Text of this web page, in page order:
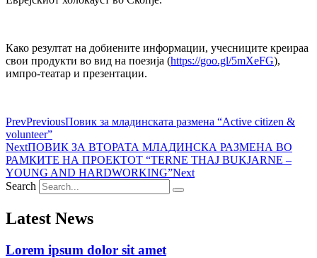
Како резултат на добиените информации, учесниците креираа
свои продукти во вид на поезија (https://goo.gl/5mXeFG),
импро-театар и презентации.
PrevPreviousПовик за младинската размена “Active citizen &
volunteer”
NextПОВИК ЗА ВТОРАТА МЛАДИНСКА РАЗМЕНА ВО
РАМКИТЕ НА ПРОЕКТОТ “TERNE THAJ BUKJARNE –
YOUNG AND HARDWORKING”Next
Search
Latest News
Lorem ipsum dolor sit amet